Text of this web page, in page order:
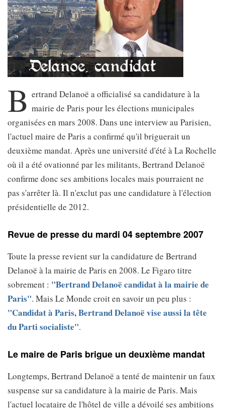
B ertrand Delanoë a officialisé sa candidature à la
mairie de Paris pour les élections municipales
organisées en mars 2008. Dans une interview au Parisien,
l'actuel maire de Paris a confirmé qu'il briguerait un
deuxième mandat. Après une université d'été à La Rochelle
où il a été ovationné par les militants, Bertrand Delanoë
confirme donc ses ambitions locales mais pourraient ne
pas s'arrêter là. Il n'exclut pas une candidature à l'élection
présidentielle de 2012.
Revue de presse du mardi 04 septembre 2007
Toute la presse revient sur la candidature de Bertrand
Delanoë à la mairie de Paris en 2008. Le Figaro titre
sobrement : "Bertrand Delanoë candidat à la mairie de
Paris". Mais Le Monde croit en savoir un peu plus :
"Candidat à Paris, Bertrand Delanoë vise aussi la tête
du Parti socialiste".
Le maire de Paris brigue un deuxième mandat
Longtemps, Bertrand Delanoë a tenté de maintenir un faux
suspense sur sa candidature à la mairie de Paris. Mais
l'actuel locataire de l'hôtel de ville a dévoilé ses ambitions